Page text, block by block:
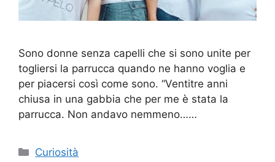
Sono donne senza capelli che si sono unite per
togliersi la parrucca quando ne hanno voglia e
per piacersi così come sono. “Ventitre anni
chiusa in una gabbia che per me è stata la
parrucca. Non andavo nemmeno……
Categorie
Curiosità